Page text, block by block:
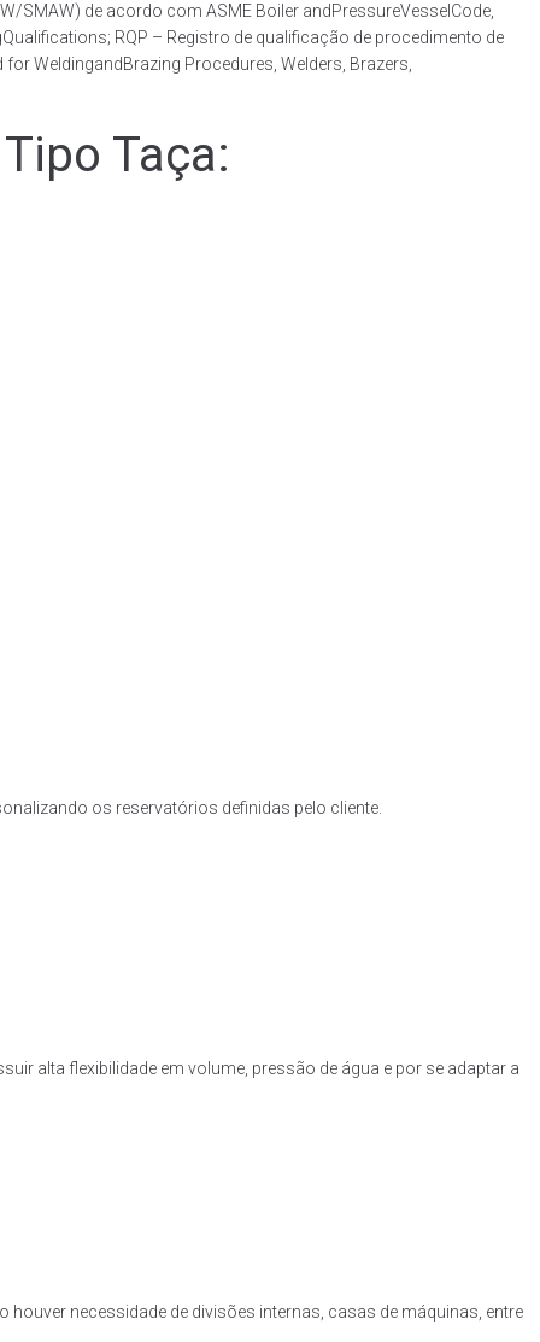
SMAW) de acordo com ASME Boiler andPressureVesselCode,
RQP – Registro de qualificação de procedimento de
WeldingandBrazing Procedures, Welders, Brazers,
Taça:
os reservatórios definidas pelo cliente.
alta flexibilidade em volume, pressão de água e por se adaptar a
necessidade de divisões internas, casas de máquinas, entre